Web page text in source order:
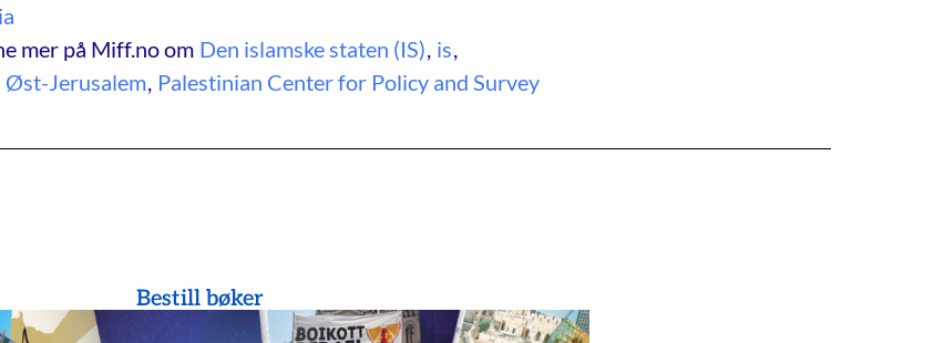
mer på Miff.no om Den islamske staten (IS), is,
Øst-Jerusalem, Palestinian Center for Policy and Survey
Bestill bøker